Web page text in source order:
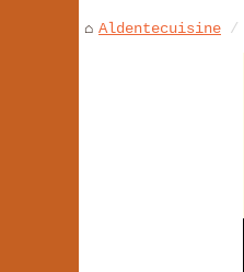
Aldentecuisine